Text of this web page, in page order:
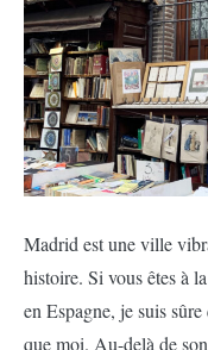
Madrid est une ville
histoire. Si vous êtes à
en Espagne, je suis
que moi. Au-delà de